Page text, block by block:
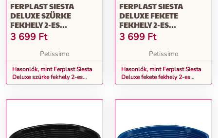
FERPLAST SIESTA
DELUXE SZÜRKE
FEKHELY 2-ES
(70202947)
3 699 Ft
Petissimo
Hasonlók, mint Ferplast Siesta
Deluxe szürke fekhely 2-es
(70202947)
FERPLAST SIESTA
DELUXE FEKETE
FEKHELY 2-ES
(70202936)
3 699 Ft
Petissimo
Hasonlók, mint Ferplast Siesta
Deluxe fekete fekhely 2-es
(70202936)